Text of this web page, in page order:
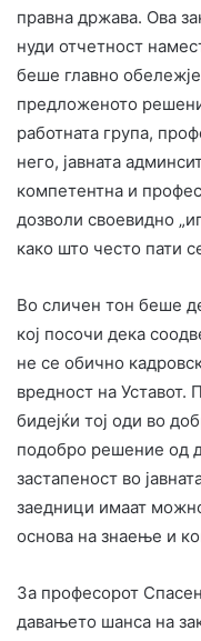
правна држава. Ова
нуди отчетност
беше главно
предложеното
работната група,
него, јавната
компетентна и
дозволи своевидно
како што често пати
Во сличен тон беше
кој посочи дека
не се обично
вредност на Уставот.
бидејќи тој оди во
подобро решение од
застапеност во
заедници имаат
основа на знаење и
За професорот
давањето шанса на